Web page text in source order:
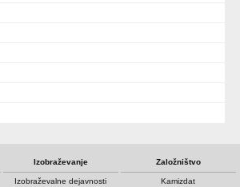
Izobraževanje
Izobraževalne dejavnosti
Založništvo
Kamizdat